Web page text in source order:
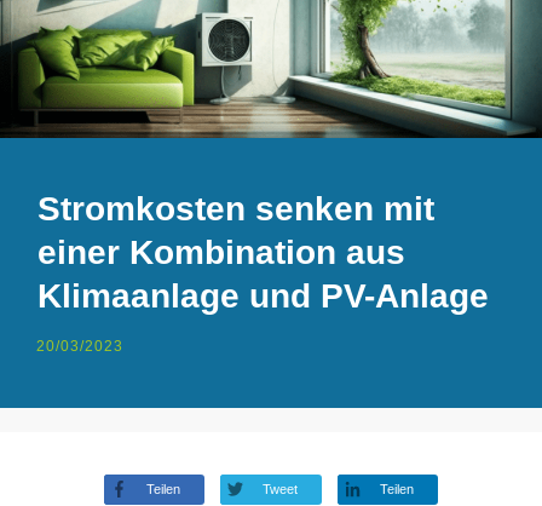
Stromkosten senken mit
einer Kombination aus
Klimaanlage und PV-Anlage
20/03/2023
Teilen Tweet Teilen